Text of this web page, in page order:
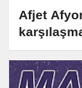
Afjet